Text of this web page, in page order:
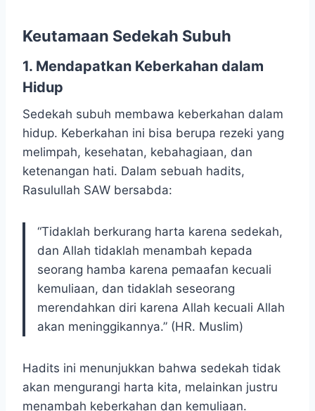
Keutamaan Sedekah Subuh
1. Mendapatkan Keberkahan dalam
Hidup
Sedekah subuh membawa keberkahan dalam
hidup. Keberkahan ini bisa berupa rezeki yang
melimpah, kesehatan, kebahagiaan, dan
ketenangan hati. Dalam sebuah hadits,
Rasulullah SAW bersabda:
“Tidaklah berkurang harta karena sedekah,
dan Allah tidaklah menambah kepada
seorang hamba karena pemaafan kecuali
kemuliaan, dan tidaklah seseorang
merendahkan diri karena Allah kecuali Allah
akan meninggikannya.” (HR. Muslim)
Hadits ini menunjukkan bahwa sedekah tidak
akan mengurangi harta kita, melainkan justru
menambah keberkahan dan kemuliaan.